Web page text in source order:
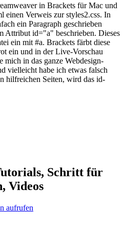
in Brackets für Mac und
einen Verweis zur styles2.css. In
ein Paragraph geschrieben
Attribut id="a" beschrieben. Dieses
ein mit #a. Brackets färbt diese
ein und in der Live-Vorschau
mich in das ganze Webdesign-
vielleicht habe ich etwas falsch
hilfreichen Seiten, wird das id-
Schritt für
Videos
aufrufen